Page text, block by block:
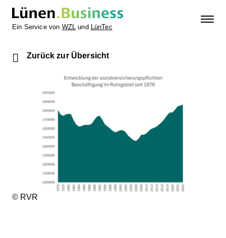
Ein Service von WZL und LünTec
Zurück zur Übersicht
© RVR